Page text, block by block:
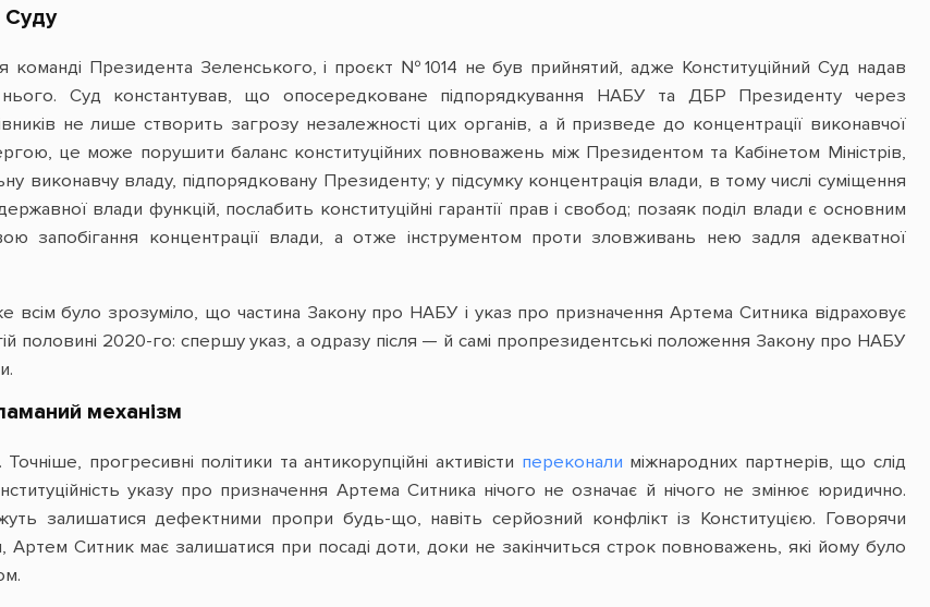
Суду
команді Президента Зеленського, і проєкт №1014 не був прийнятий, адже Конституційний Суд надав
Суд константував, що опосередковане підпорядкування НАБУ та ДБР Президенту через
не лише створить загрозу незалежності цих органів, а й призведе до концентрації виконавчої
це може порушити баланс конституційних повноважень між Президентом та Кабінетом Міністрів,
виконавчу владу, підпорядковану Президенту; у підсумку концентрація влади, в тому числі суміщення
влади функцій, послабить конституційні гарантії прав і свобод; позаяк поділ влади є основним
запобігання концентрації влади, а отже інструментом проти зловживань нею задля адекватної
всім було зрозуміло, що частина Закону про НАБУ і указ про призначення Артема Ситника відраховує
половині 2020-го: спершу указ, а одразу після — й самі пропрезидентські положення Закону про НАБУ
механізм
прогресивні політики та антикорупційні активісти переконали міжнародних партнерів, що слід
указу про призначення Артема Ситника нічого не означає й нічого не змінює юридично.
залишатися дефектними пропри будь-що, навіть серйозний конфлікт із Конституцією. Говорячи
Артем Ситник має залишатися при посаді доти, доки не закінчиться строк повноважень, які йому було